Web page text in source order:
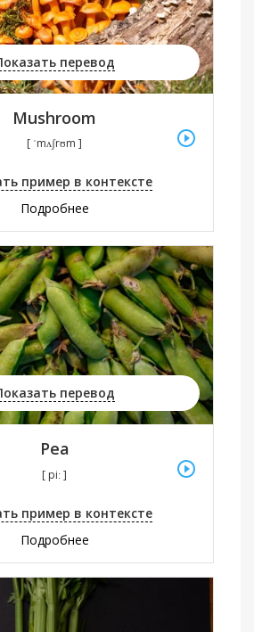
перевод
Mushroom
[ ˈmʌʃrʊm ]
пример в контексте
Подробнее
перевод
Pea
[ piː ]
пример в контексте
Подробнее